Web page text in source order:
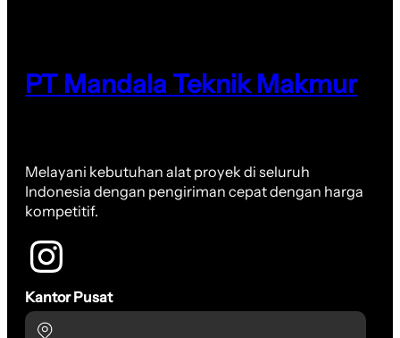
PT Mandala Teknik Makmur
Melayani kebutuhan alat proyek di seluruh
Indonesia dengan pengiriman cepat dengan harga
kompetitif.
Kantor Pusat